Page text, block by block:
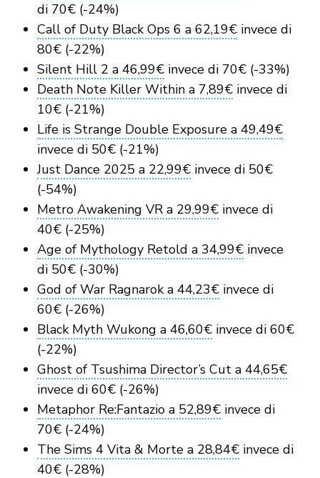
di 70€ (-24%)
Call of Duty Black Ops 6 a 62,19€invece di
80€ (-22%)
Silent Hill 2 a 46,99€invece di 70€ (-33%)
Death Note Killer Within a 7,89€invece di
10€ (-21%)
Life is Strange Double Exposure a 49,49€
invece di 50€ (-21%)
Just Dance 2025 a 22,99€invece di 50€
(-54%)
Metro Awakening VR a 29,99€invece di
40€ (-25%)
Age of Mythology Retold a 34,99€invece
di 50€ (-30%)
God of War Ragnarok a 44,23€invece di
60€ (-26%)
Black Myth Wukong a 46,60€invece di 60€
(-22%)
Ghost of Tsushima Director’s Cut a 44,65€
invece di 60€ (-26%)
Metaphor Re:Fantazio a 52,89€invece di
70€ (-24%)
The Sims 4 Vita & Morte a 28,84€invece di
40€ (-28%)